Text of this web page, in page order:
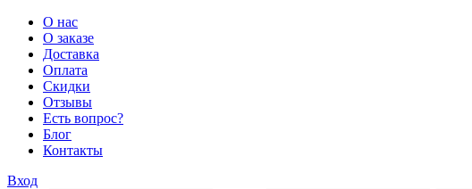
О нас
О заказе
Доставка
Оплата
Скидки
Отзывы
Есть вопрос?
Блог
Контакты
Вход